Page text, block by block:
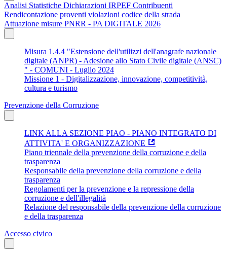
Analisi Statistiche Dichiarazioni IRPEF Contribuenti
Rendicontazione proventi violazioni codice della strada
Attuazione misure PNRR - PA DIGITALE 2026
Misura 1.4.4 "Estensione dell'utilizzi dell'anagrafe nazionale
digitale (ANPR) - Adesione allo Stato Civile digitale (ANSC)
" - COMUNI - Luglio 2024
Missione 1 - Digitalizzazione, innovazione, competitività,
cultura e turismo
Prevenzione della Corruzione
LINK ALLA SEZIONE PIAO - PIANO INTEGRATO DI
ATTIVITA' E ORGANIZZAZIONE
Piano triennale della prevenzione della corruzione e della
trasparenza
Responsabile della prevenzione della corruzione e della
trasparenza
Regolamenti per la prevenzione e la repressione della
corruzione e dell'illegalità
Relazione del responsabile della prevenzione della corruzione
e della trasparenza
Accesso civico